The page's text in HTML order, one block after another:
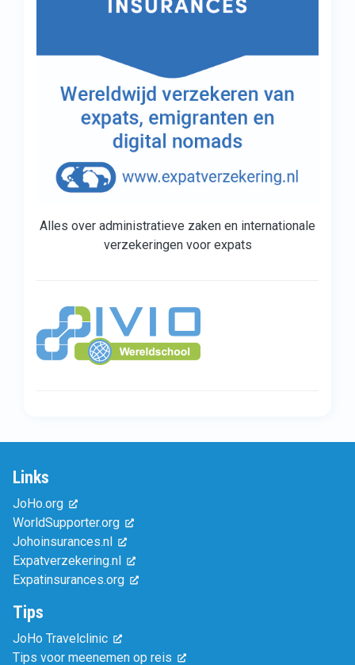
Alles over administratieve zaken en internationale
verzekeringen voor expats
Links
JoHo.org
WorldSupporter.org
Johoinsurances.nl
Expatverzekering.nl
Expatinsurances.org
Tips
JoHo Travelclinic
Tips voor meenemen op reis